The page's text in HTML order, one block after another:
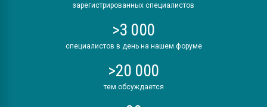
зарегистрированных специалистов
>3 000
специалистов в день на нашем форуме
>20 000
тем обсуждается